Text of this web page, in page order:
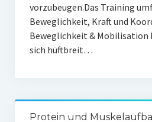
vorzubeugen.Das Training
Beweglichkeit, Kraft und
Beweglichkeit & Mobilisation
sich hüftbreit…
Protein und